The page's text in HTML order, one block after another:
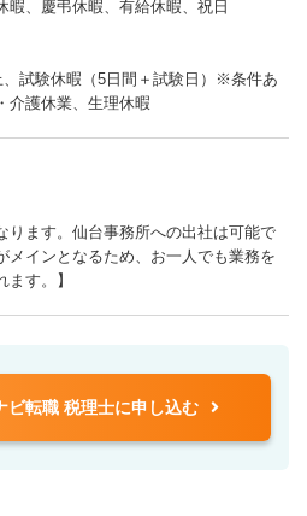
暇、慶弔休暇、有給休暇、祝日
試験休暇（5日間＋試験日）※条件あ
介護休業、生理休暇
ります。仙台事務所への出社は可能で
メインとなるため、お一人でも業務を
す。】
ビ転職 税理士に申し込む